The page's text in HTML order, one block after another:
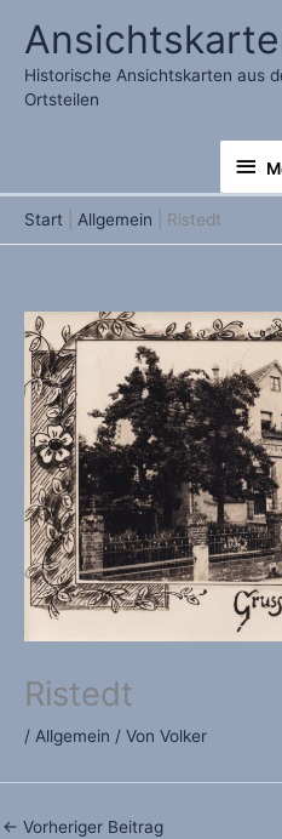
Inhalt
springen
Historische Ansichtskarten aus
Ortsteilen
Start Allgemein Ristedt
Ristedt
/ Allgemein / Von Volker
← Vorheriger Beitrag